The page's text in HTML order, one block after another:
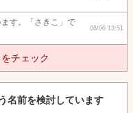
す。「さきこ」で
08/06 13:51
チェック
名前を検討しています